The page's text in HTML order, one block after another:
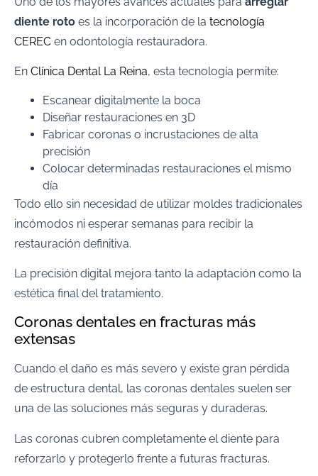
diente roto es la incorporación de la tecnología
CEREC en odontología restauradora.
En Clínica Dental La Reina, esta tecnología permite:
Escanear digitalmente la boca
Diseñar restauraciones en 3D
Fabricar coronas o incrustaciones de alta
precisión
Colocar determinadas restauraciones el mismo
día
Todo ello sin necesidad de utilizar moldes tradicionales
incómodos ni esperar semanas para recibir la
restauración definitiva.
La precisión digital mejora tanto la adaptación como la
estética final del tratamiento.
Coronas dentales en fracturas más
extensas
Cuando el daño es más severo y existe gran pérdida
de estructura dental, las coronas dentales suelen ser
una de las soluciones más seguras y duraderas.
Las coronas cubren completamente el diente para
reforzarlo y protegerlo frente a futuras fracturas.